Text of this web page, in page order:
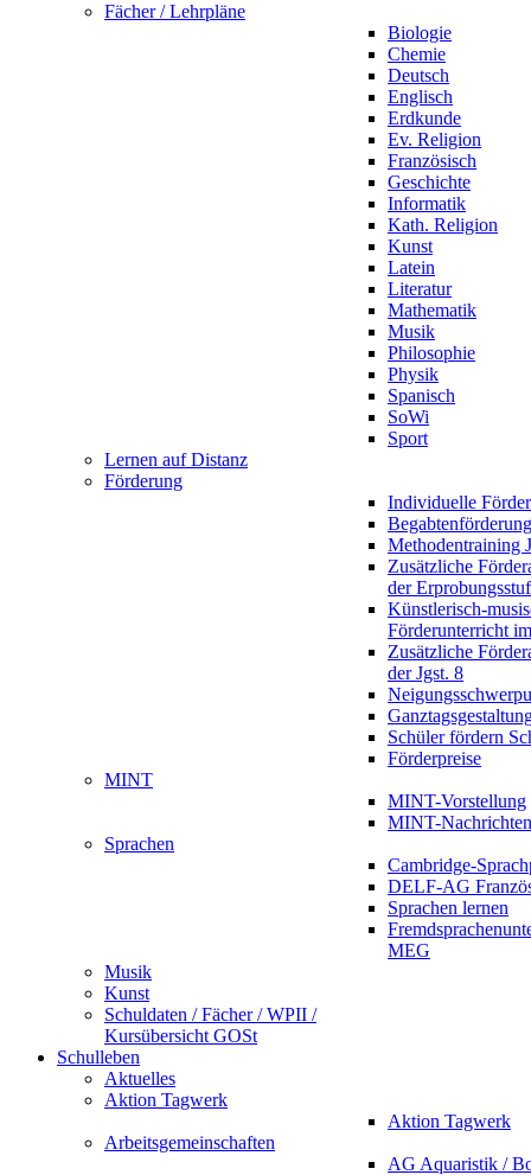
Fächer / Lehrpläne
Biologie
Chemie
Deutsch
Englisch
Erdkunde
Ev. Religion
Französisch
Geschichte
Informatik
Kath. Religion
Kunst
Latein
Literatur
Mathematik
Musik
Philosophie
Physik
Spanisch
SoWi
Sport
Lernen auf Distanz
Förderung
Individuelle
Begabtenförderung
Methodentraining
Zusätzliche
der
Künstlerisch-
Förderunterricht
Zusätzliche
der Jgst. 8
Schüler fördern
Förderpreise
MINT
MINT-Vorstellung
MINT-Nachrichten
Sprachen
Cambridge-
DELF-AG
Sprachen lernen
MEG
Musik
Kunst
Schuldaten / Fächer / WPII /
Kursübersicht GOSt
Schulleben
Aktuelles
Aktion Tagwerk
Aktion Tagwerk
Arbeitsgemeinschaften
AG Aquaristik /